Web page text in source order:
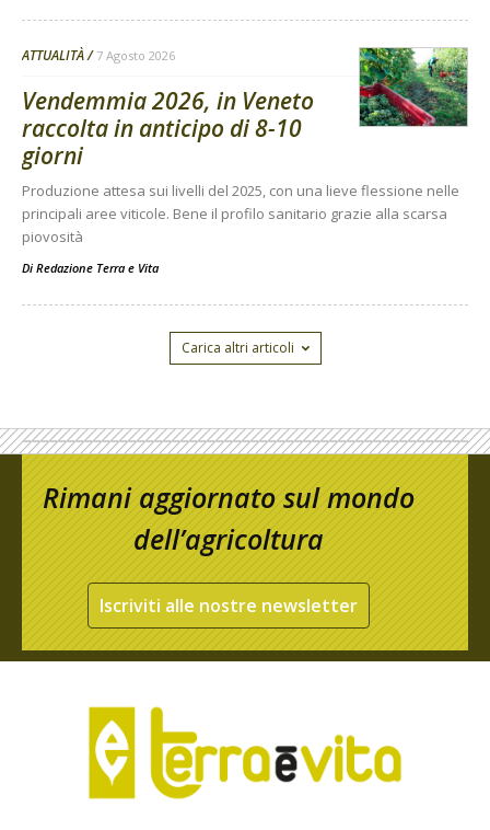
ATTUALITÀ 7 Agosto 2026
Vendemmia 2026, in Veneto
raccolta in anticipo di 8-10
giorni
Produzione attesa sui livelli del 2025, con una lieve flessione nelle
principali aree viticole. Bene il profilo sanitario grazie alla scarsa
piovosità
Di Redazione Terra e Vita
Carica altri articoli
Rimani aggiornato sul mondo
dell’agricoltura
Iscriviti alle nostre newsletter